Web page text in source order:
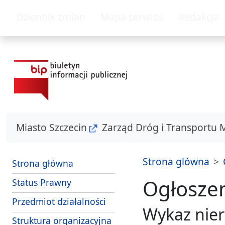
Miasto Szczecin Zarząd Dróg i Transportu
Strona główna
Status Prawny
Przedmiot działalności
Struktura organizacyjna
Strona glówna
Wykaz